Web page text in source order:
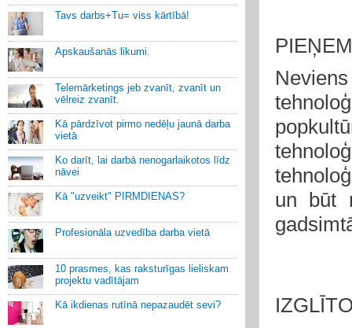
Tavs darbs+Tu= viss kārtībā!
Apskaušanās likumi.
Telemārketings jeb zvanīt, zvanīt un
vēlreiz zvanīt.
Kā pārdzīvot pirmo nedēļu jaunā darba
vietā
Ko darīt, lai darbā nenogarlaikotos līdz
nāvei
Kā "uzveikt" PIRMDIENAS?
Profesionāla uzvedība darba vietā
10 prasmes, kas raksturīgas lieliskam
projektu vadītājam
Kā ikdienas rutīnā nepazaudēt sevi?
un būt